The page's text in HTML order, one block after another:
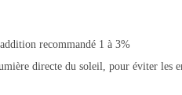
recommandé 1 à 3%
directe du soleil, pour éviter les